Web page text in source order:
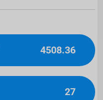
4508.36
27